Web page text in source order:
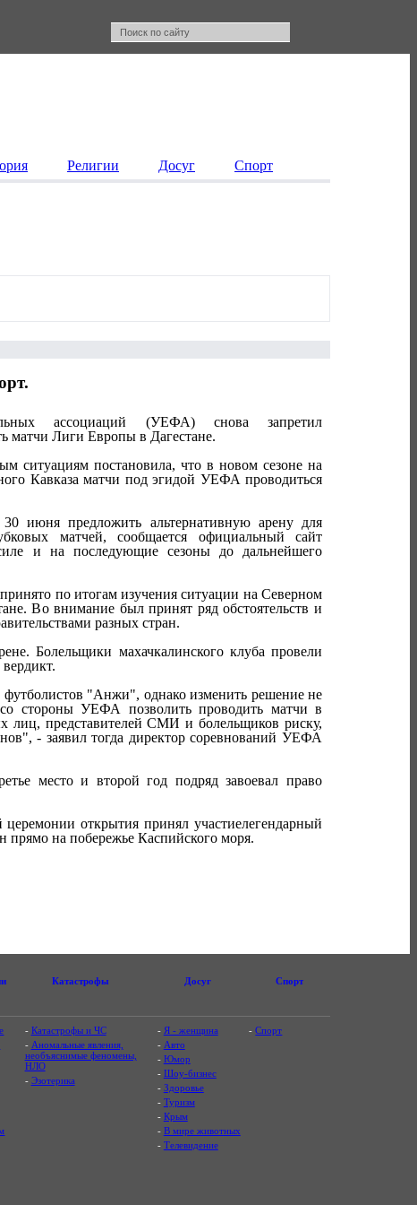
Религии Досуг Спорт
ассоциаций (УЕФА) снова запретил
матчи Лиги Европы в Дагестане.
ситуациям постановила, что в новом сезоне на
Кавказа матчи под эгидой УЕФА проводиться
июня предложить альтернативную арену для
матчей, сообщается официальный сайт
и на последующие сезоны до дальнейшего
по итогам изучения ситуации на Северном
Во внимание был принят ряд обстоятельств и
разных стран.
Болельщики махачкалинского клуба провели
"Анжи", однако изменить решение не
стороны УЕФА позволить проводить матчи в
лиц, представителей СМИ и болельщиков риску,
- заявил тогда директор соревнований УЕФА
место и второй год подряд завоевал право
открытия принял участиелегендарный
на побережье Каспийского моря.
Катастрофы Досуг Спорт
- Катастрофы и ЧС
- Аномальные явления,
необъяснимые феномены,
НЛО
- Эзотерика
- Я - женщина
- Авто
- Юмор
- Шоу-бизнес
- Здоровье
- Туризм
- Крым
- В мире животных
- Телевидение
-Спорт